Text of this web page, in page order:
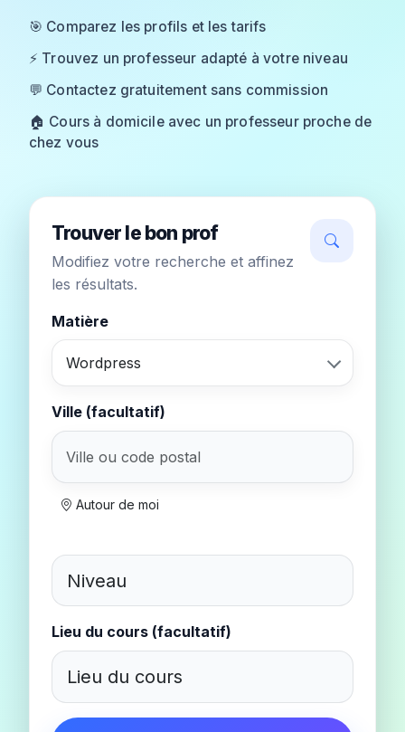
🎯 Comparez les profils et les tarifs
⚡ Trouvez un professeur adapté à votre niveau
💬 Contactez gratuitement sans commission
🏠 Cours à domicile avec un professeur proche de
chez vous
Trouver le bon prof
Modifiez votre recherche et affinez
les résultats.
Matière
Wordpress
Ville (facultatif)
Autour de moi
Lieu du cours (facultatif)